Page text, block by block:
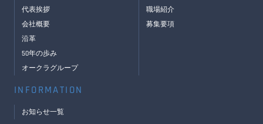
代表挨拶
職場紹介
会社概要
募集要項
沿革
50年の歩み
オークラグループ
INFORMATION
お知らせ一覧